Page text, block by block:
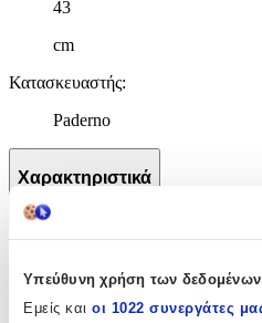
Υπεύθυνη χρήση των
Εμείς και οι 1022 συνεργάτες
43
cm
Κατασκευαστής:
Paderno
Χαρακτηριστικά
Είδος: